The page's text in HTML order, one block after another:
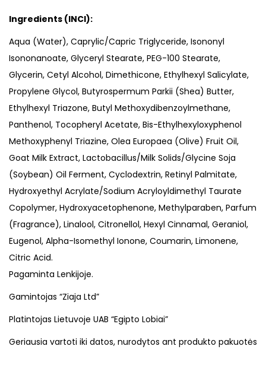
Ingredients (INCI):
Aqua (Water), Caprylic/Capric Triglyceride, Isononyl
Isononanoate, Glyceryl Stearate, PEG-100 Stearate,
Glycerin, Cetyl Alcohol, Dimethicone, Ethylhexyl Salicylate,
Propylene Glycol, Butyrospermum Parkii (Shea) Butter,
Ethylhexyl Triazone, Butyl Methoxydibenzoylmethane,
Panthenol, Tocopheryl Acetate, Bis-Ethylhexyloxyphenol
Methoxyphenyl Triazine, Olea Europaea (Olive) Fruit Oil,
Goat Milk Extract, Lactobacillus/Milk Solids/Glycine Soja
(Soybean) Oil Ferment, Cyclodextrin, Retinyl Palmitate,
Hydroxyethyl Acrylate/Sodium Acryloyldimethyl Taurate
Copolymer, Hydroxyacetophenone, Methylparaben, Parfum
(Fragrance), Linalool, Citronellol, Hexyl Cinnamal, Geraniol,
Eugenol, Alpha-Isomethyl Ionone, Coumarin, Limonene,
Citric Acid.
Pagaminta Lenkijoje.
Gamintojas “Ziaja Ltd”
Platintojas Lietuvoje UAB “Egipto Lobiai”
Geriausia vartoti iki datos, nurodytos ant produkto pakuotės